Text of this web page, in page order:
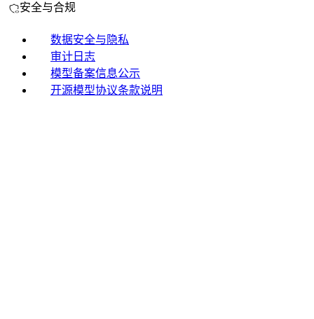
安全与合规
数据安全与隐私
审计日志
模型备案信息公示
开源模型协议条款说明